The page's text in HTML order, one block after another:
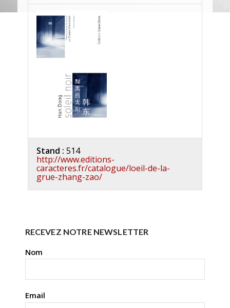
Stand : 514
http://www.editions-
caracteres.fr/catalogue/loeil-de-la-
grue-zhang-zao/
RECEVEZ NOTRE NEWSLETTER
Nom
Email